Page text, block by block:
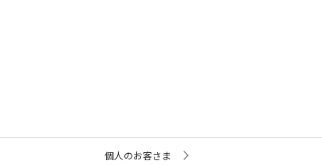
個人のお客さま